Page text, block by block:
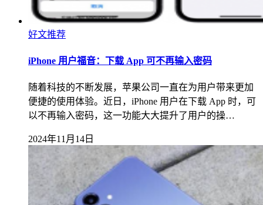
好文推荐
iPhone 用户福音：下载 App 可不再输入密码
随着科技的不断发展，苹果公司一直在为用户带来更加
便捷的使用体验。近日，iPhone 用户在下载 App 时，可
以不再输入密码，这一功能大大提升了用户的操…
2024年11月14日